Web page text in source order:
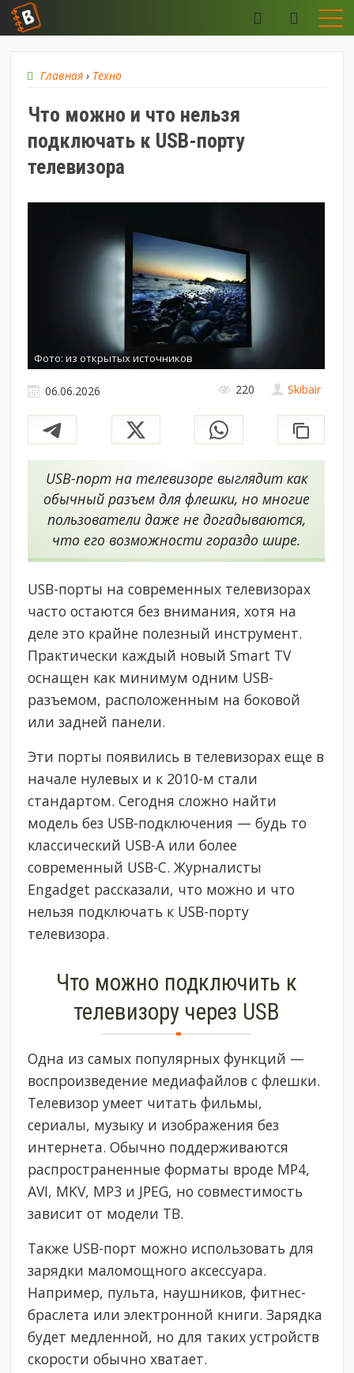
Главная › Техно
Что можно и что нельзя
подключать к USB-порту
телевизора
Фото: из открытых источников
Skibair
06.06.2026 220
USB-порт на телевизоре выглядит как
обычный разъем для флешки, но многие
пользователи даже не догадываются,
что его возможности гораздо шире.
USB-порты на современных телевизорах
часто остаются без внимания, хотя на
деле это крайне полезный инструмент.
Практически каждый новый Smart TV
оснащен как минимум одним USB-
разъемом, расположенным на боковой
или задней панели.
Эти порты появились в телевизорах еще в
начале нулевых и к 2010-м стали
стандартом. Сегодня сложно найти
модель без USB-подключения — будь то
классический USB-A или более
современный USB-C. Журналисты
Engadget рассказали, что можно и что
нельзя подключать к USB-порту
телевизора.
Что можно подключить к
телевизору через USB
Одна из самых популярных функций —
воспроизведение медиафайлов с флешки.
Телевизор умеет читать фильмы,
сериалы, музыку и изображения без
интернета. Обычно поддерживаются
распространенные форматы вроде MP4,
AVI, MKV, MP3 и JPEG, но совместимость
зависит от модели ТВ.
Также USB-порт можно использовать для
зарядки маломощного аксессуара.
Например, пульта, наушников, фитнес-
браслета или электронной книги. Зарядка
будет медленной, но для таких устройств
скорости обычно хватает.